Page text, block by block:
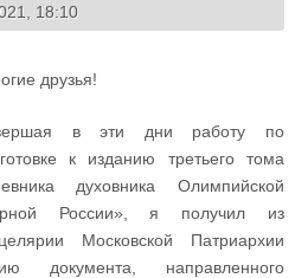
18:10
друзья!
в эти дни работу по
к изданию третьего тома
духовника Олимпийской
России», я получил из
Московской Патриархии
документа, направленного